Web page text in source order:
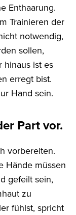
Enthaarung.
Trainieren der
notwendig,
sollen,
hinaus ist es
erregt bist.
Hand sein.
Part vor.
vorbereiten.
Hände müssen
gefeilt sein,
zu
fühlst, spricht